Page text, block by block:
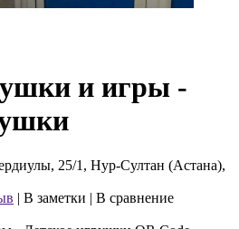
и игры -
25/1, Нур-Султан (Астана),
| В заметки | В сравнение